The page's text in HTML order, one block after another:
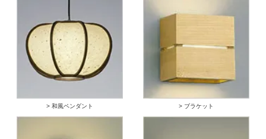
> 和風ペンダント > ブラケット